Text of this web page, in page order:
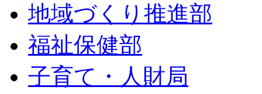
地域づくり推進部
福祉保健部
子育て・人財局